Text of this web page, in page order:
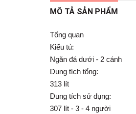
MÔ TẢ SẢN PHẨM
Tổng quan
Kiểu tủ:
Ngăn đá dưới - 2 cánh
Dung tích tổng:
313 lít
Dung tích sử dụng:
307 lít - 3 - 4 người